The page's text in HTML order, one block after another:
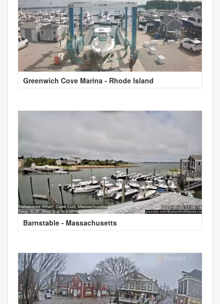
Greenwich Cove Marina - Rhode Island
Barnstable - Massachusetts